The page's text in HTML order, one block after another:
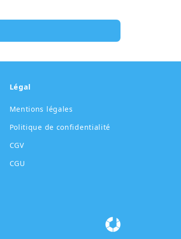
Légal
Mentions légales
Politique de confidentialité
CGV
CGU